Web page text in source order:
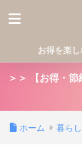
お得を楽し
＞＞ 【お得・
ホーム 暮ら